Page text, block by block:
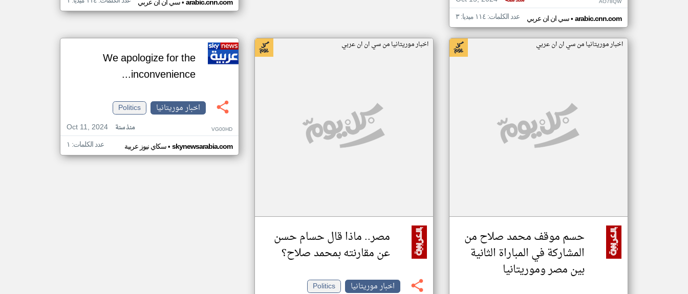
سي ان ان عربي• arabic.cnn.com عدد الكلمات: ١١٤ ميديا: ٣
سي ان ان عربي• arabic.cnn.com
اخبار موريتانيا من سي ان ان عربي
حسم موقف محمد صلاح من
المشاركة في المباراة الثانية
بين مصر وموريتانيا
اخبار موريتانيا من سي ان ان عربي
مصر.. ماذا قال حسام حسن
عن مقارنته بمحمد صلاح؟
اخبار موريتانيا
Politics
We apologize for the
inconvenience...
اخبار موريتانيا
Politics
Oct 11, 2024
منذ سنة VG00HD
سكاي نيوز عربية• skynewsarabia.com عدد الكلمات: ١